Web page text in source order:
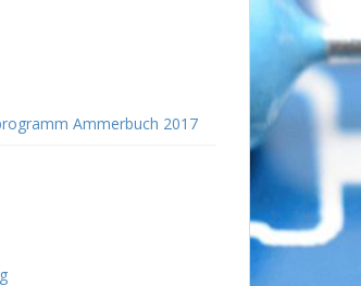
Ammerbuch 2017